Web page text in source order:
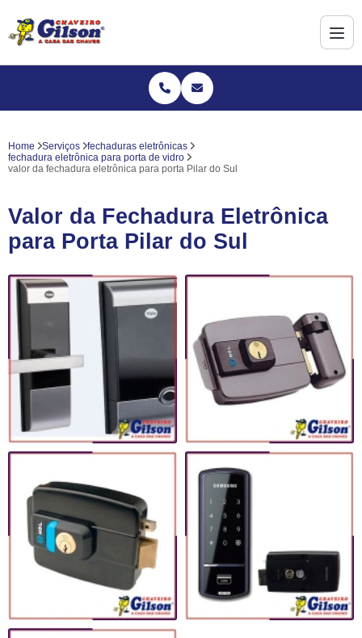
Home Serviços
fechaduras eletrônicas
fechadura eletrônica para porta de vidro
valor da fechadura eletrônica para porta Pilar do Sul
Valor da Fechadura Eletrônica
para Porta Pilar do Sul